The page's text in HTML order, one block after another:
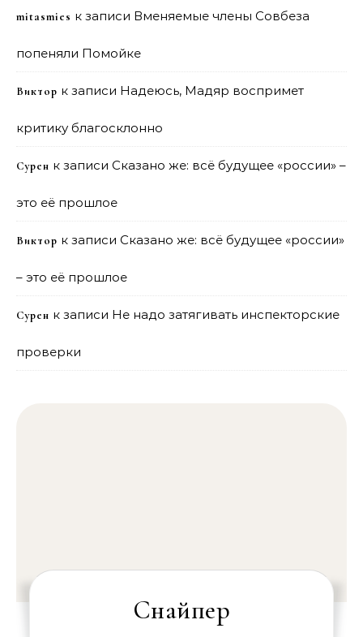
mitasmies к записи Вменяемые члены Совбеза
попеняли Помойке
Виктор к записи Надеюсь, Мадяр воспримет
критику благосклонно
Сурен к записи Сказано же: всё будущее «россии» –
это её прошлое
Виктор к записи Сказано же: всё будущее «россии»
– это её прошлое
Сурен к записи Не надо затягивать инспекторские
проверки
Снайпер